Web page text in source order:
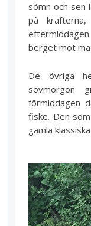
sömn och sen
på
berget mot
De övriga
sovmorgon
förmiddagen
fiske. Den
gamla